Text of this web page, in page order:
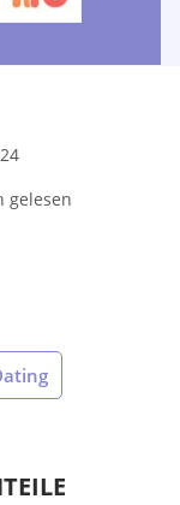
gelesen